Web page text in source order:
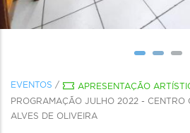
EVENTOS / APRESENTAÇÃO
PROGRAMAÇÃO JULHO 2022 - CENTRO
ALVES DE OLIVEIRA